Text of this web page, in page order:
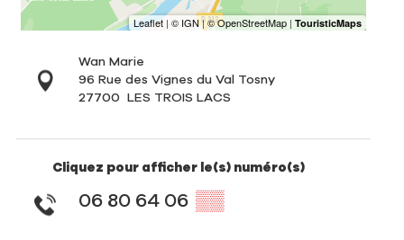
Wan Marie
96 Rue des Vignes du Val Tosny
27700
LES TROIS LACS
Cliquez pour afficher le(s) numéro(s)
06 80 64 06 ▒▒